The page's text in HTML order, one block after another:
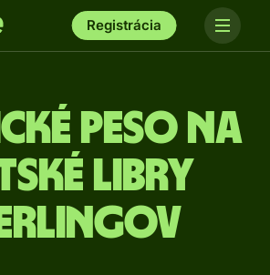
Registrácia
peso na
libry